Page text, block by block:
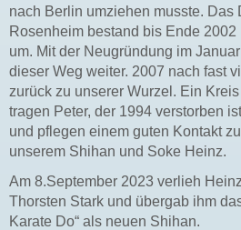
nach Berlin umziehen musste. Das
Rosenheim bestand bis Ende 2002
um. Mit der Neugründung im
dieser Weg weiter. 2007 nach fast
zurück zu unserer Wurzel. Ein
tragen Peter, der 1994 verstorben
und pflegen einem guten Kontakt
unserem Shihan und Soke Heinz.
Am 8.September 2023 verlieh
Thorsten Stark und übergab ihm
Karate Do“ als neuen Shihan.